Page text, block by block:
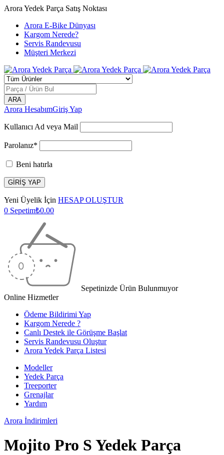
Arora Yedek Parça Satış Noktası
Arora E-Bike Dünyası
Kargom Nerede?
Servis Randevusu
Müşteri Merkezi
Arora HesabımGiriş Yap
Kullanıcı Ad veya Mail
Parolanız*
Beni hatırla
Yeni Üyelik İçin HESAP OLUŞTUR
0 Sepetim₺0.00
Sepetinizde Ürün Bulunmuyor
Online Hizmetler
Ödeme Bildirimi Yap
Kargom Nerede ?
Canlı Destek ile Görüşme Başlat
Servis Randevusu Oluştur
Arora Yedek Parça Listesi
Modeller
Yedek Parça
Treeporter
Grenajlar
Yardım
Arora İndirimleri
Mojito Pro S Yedek Parça